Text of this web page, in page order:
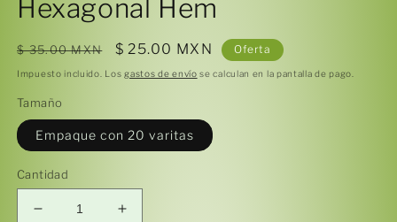
Hexagonal Hem
Precio
habitual
$ 35.00 MXN
Precio
de
$ 25.00 MXN Oferta
Impuesto incluido. Losgastos de envío se calculan en la pantalla de pago.
Tamaño
Empaque con 20 varitas
Cantidad
Reducir
Aumentar